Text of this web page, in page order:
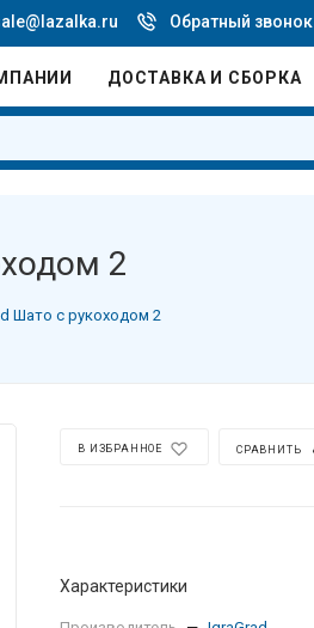
Обратный звонок
ДОСТАВКА И СБОРКА
2
Шато с рукоходом 2
В ИЗБРАННОЕ СРАВНИТЬ
Характеристики